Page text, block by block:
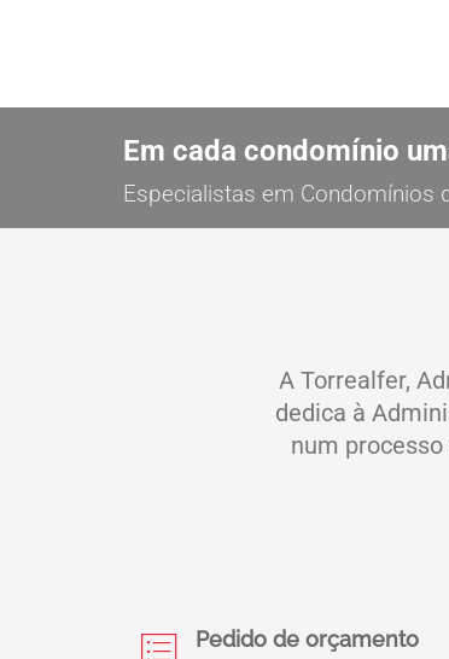
Em cada condomínio
Especialistas em Condomínios
A Torrealfer,
dedica à
num
Pedido de orçamento